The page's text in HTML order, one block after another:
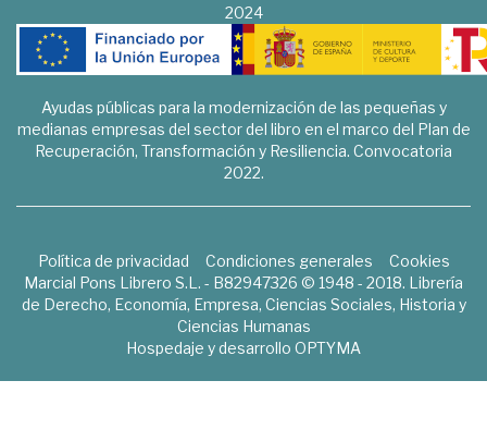
2024
Ayudas públicas para la modernización de las pequeñas y
medianas empresas del sector del libro en el marco del Plan de
Recuperación, Transformación y Resiliencia. Convocatoria
2022.
Política de privacidad Condiciones generales
Cookies
Marcial Pons Librero S.L. - B82947326 © 1948 - 2018. Librería
de Derecho, Economía, Empresa, Ciencias Sociales, Historia y
Ciencias Humanas
Hospedaje y desarrollo OPTYMA